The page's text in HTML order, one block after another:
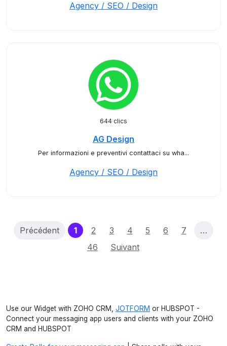
Agency / SEO / Design
644 clics
AG Design
Per informazioni e preventivi contattaci su wha...
Agency / SEO / Design
Précédent 1(current)
2 3 4 5 6 7
…
46
Suivant
Use our Widget with ZOHO CRM, JOTFORM or HUBSPOT -
Connect your messaging app users and clients with your ZOHO
CRM and HUBSPOT